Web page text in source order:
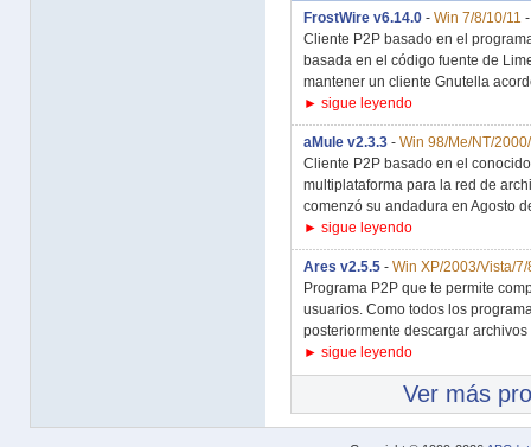
FrostWire v6.14.0 - Win 7/8/10/11
Cliente P2P basado en el
basada en el código fuente de
mantener un cliente Gnutella
► sigue leyendo
aMule v2.3.3 - Win 98/Me/NT/
Cliente P2P basado en el
multiplataforma para la red de
comenzó su andadura en Agosto
► sigue leyendo
Ares v2.5.5 - Win XP/2003/Vista/7/
Programa P2P que te permite
usuarios. Como todos los
posteriormente descargar
► sigue leyendo
Ver más